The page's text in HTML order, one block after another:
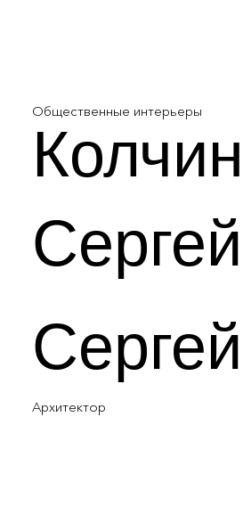
Общественные интерьеры
Колчин
Сергей
Сергей
Архитектор